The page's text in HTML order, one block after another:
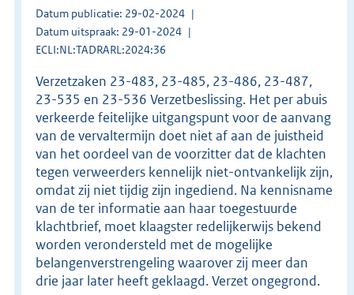
Datum publicatie: 29-02-2024
Datum uitspraak: 29-01-2024
ECLI:NL:TADRARL:2024:36
Verzetzaken 23-483, 23-485, 23-486, 23-487,
23-535 en 23-536 Verzetbeslissing. Het per abuis
verkeerde feitelijke uitgangspunt voor de aanvang
van de vervaltermijn doet niet af aan de juistheid
van het oordeel van de voorzitter dat de klachten
tegen verweerders kennelijk niet-ontvankelijk zijn,
omdat zij niet tijdig zijn ingediend. Na kennisname
van de ter informatie aan haar toegestuurde
klachtbrief, moet klaagster redelijkerwijs bekend
worden verondersteld met de mogelijke
belangenverstrengeling waarover zij meer dan
drie jaar later heeft geklaagd. Verzet ongegrond.